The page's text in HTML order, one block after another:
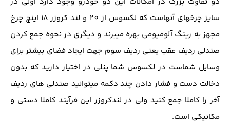
سایز چرخهای آنهاست که لکسوس از 20 و لند کروزر 18 اینچ چرخ
مجهز به رینگ آلومیومی بهره میبرند و دیگری در نحوه جمع کردن
صندلی ردیف عقب یعنی ردیف سوم جهت ایجاد فضای بیشتر برای
وسایل شماست در لکسوس شما پنلی در اختیار دارید که بدون
دخالت دست و فشار دادن چند دکمه میتوانید صندلی های ردیف
آخر را کاملا جمع کنید ولی در لندکروزر این فرآیند کاملا دستی و
مکانیکی است.